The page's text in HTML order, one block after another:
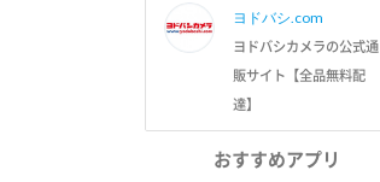
ヨドバシ.com
ヨドバシカメラの公式通
販サイト【全品無料配
達】
おすすめアプリ